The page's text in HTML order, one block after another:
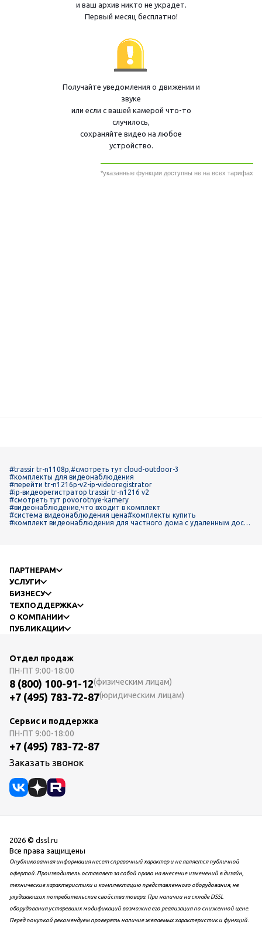
и ваш архив никто не украдет.
Первый месяц бесплатно!
Получайте уведомления о движении и
звуке
или если с вашей камерой что-то
случилось,
сохраняйте видео на любое
устройство.
*указанные функции доступны не на всех тарифах
#trassir tr-n1108p,#смотреть тут cloud-outdoor-3
#комплекты для видеонаблюдения
#перейти tr-n1216p-v2-ip-videoregistrator
#ip-видеорегистратор trassir tr-n1216 v2
#смотреть тут povorotnye-kamery
#видеонаблюдение,что входит в комплект
#система видеонаблюдения цена#комплекты купить
#комплект видеонаблюдения для частного дома с удаленным досту
ПАРТНЕРАМ
УСЛУГИ
БИЗНЕСУ
ТЕХПОДДЕРЖКА
О КОМПАНИИ
ПУБЛИКАЦИИ
Отдел продаж
ПН-ПТ 9:00-18:00
8 (800) 100-91-12(физическим лицам)
+7 (495) 783-72-87(юридическим лицам)
Сервис и поддержка
ПН-ПТ 9:00-18:00
+7 (495) 783-72-87
Заказать звонок
2026 © dssl.ru
Все права защищены
Опубликованная информация несет справочный характер и не является публичной
офертой. Производитель оставляет за собой право на внесение изменений в дизайн,
технические характеристики и комплектацию представленного оборудования, не
ухудшающих потребительские свойства товара. При наличии на складе DSSL
оборудования устаревших модификаций возможна его реализация по сниженной цене.
Перед покупкой рекомендуем проверять наличие желаемых характеристик и функций.